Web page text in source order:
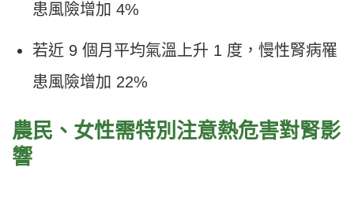
患風險增加 4%
若近 9 個月平均氣溫上升 1 度，慢性腎病罹
患風險增加 22%
農民、女性需特別注意熱危害對腎影
響